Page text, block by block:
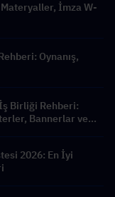
Materyaller, İmza W-
Oynanış,
İş Birliği Rehberi:
Bannerlar ve
2026: En İyi